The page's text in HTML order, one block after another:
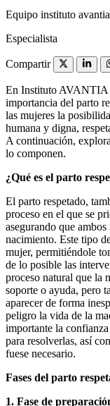
Equipo instituto
Especialista
Compartir
En Instituto AVANTIA
importancia del parto
las mujeres la
humana y digna,
A continuación,
lo componen.
¿Qué es el parto
El parto respetado,
proceso en el que se
asegurando que
nacimiento. Este tipo
mujer, permitiéndole
de lo posible las
proceso natural que la
soporte o ayuda, pero
aparecer de forma
peligro la vida de la
importante la
para resolverlas, así
fuese necesario.
Fases del parto
1. Fase de